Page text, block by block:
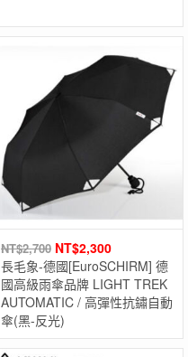
NT$2,700 NT$2,300
長毛象-德國[EuroSCHIRM] 德
國高級雨傘品牌 LIGHT TREK
AUTOMATIC / 高彈性抗鏽自動
傘(黑-反光)